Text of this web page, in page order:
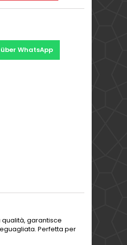
WhatsApp
garantisce
Perfetta per